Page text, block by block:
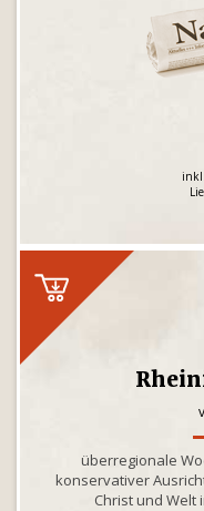
überregionale
konservativer
Christ und Welt